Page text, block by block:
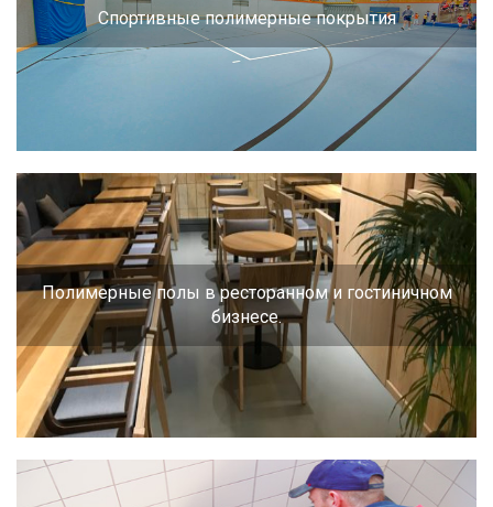
Спортивные полимерные покрытия
Полимерные полы в ресторанном и гостиничном
бизнесе.